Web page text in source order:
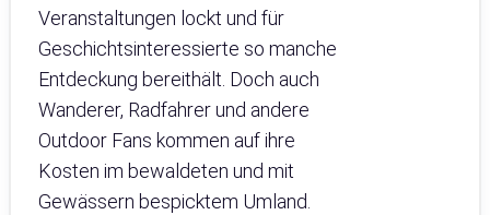
Veranstaltungen lockt und für
Geschichtsinteressierte so manche
Entdeckung bereithält. Doch auch
Wanderer, Radfahrer und andere
Outdoor Fans kommen auf ihre
Kosten im bewaldeten und mit
Gewässern bespicktem Umland.